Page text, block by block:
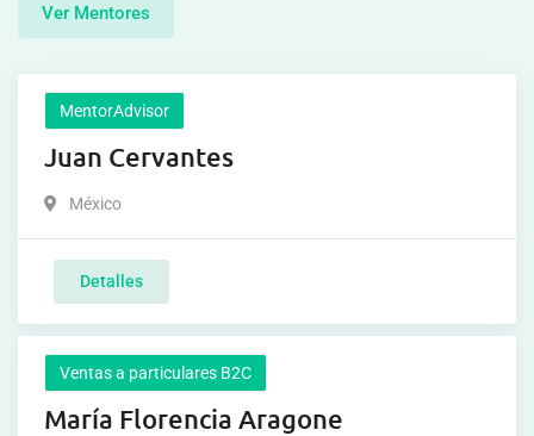
Ver Mentores
MentorAdvisor
Juan Cervantes
México
Detalles
Ventas a particulares B2C
María Florencia Aragone